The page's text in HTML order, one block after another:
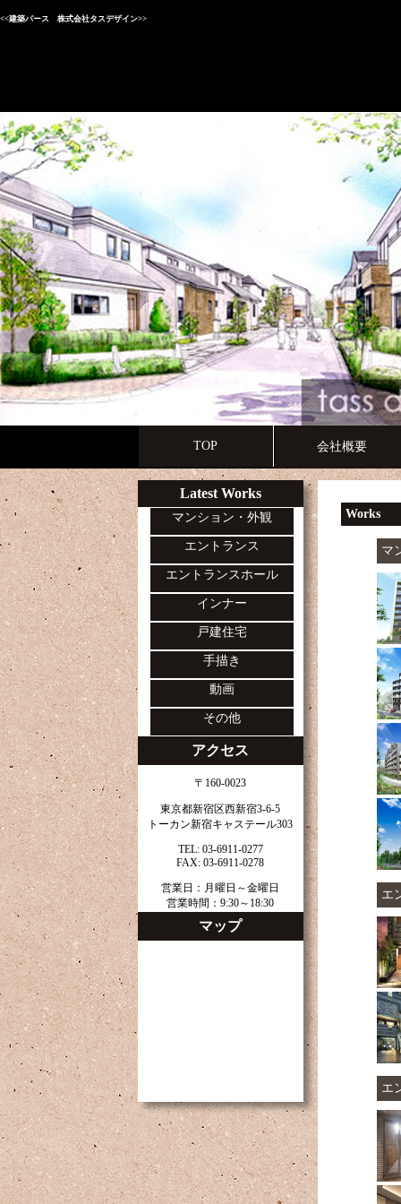
<<建築パース 株式会社タスデザイン>>
TOP 会社概要
Latest Works
マンション・外観
エントランス
エントランスホール
インナー
戸建住宅
手描き
動画
その他
アクセス
〒160-0023
東京都新宿区西新宿3-6-5
トーカン新宿キャステール303
TEL: 03-6911-0277
FAX: 03-6911-0278
営業日：月曜日～金曜日
営業時間：9:30～18:30
マップ
Works
マ
エ
エ